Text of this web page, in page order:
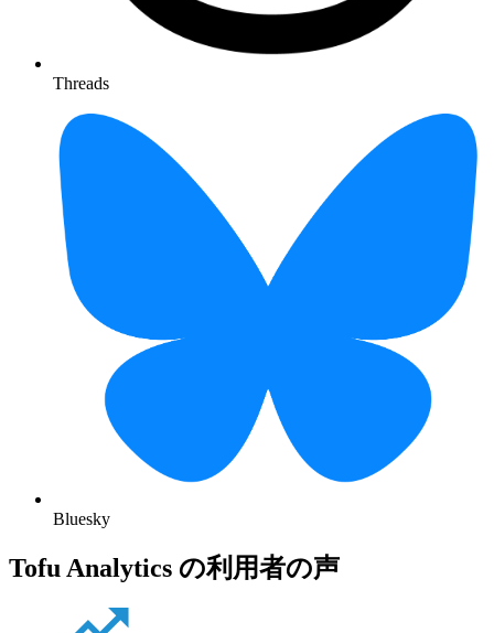
Threads
Bluesky
Tofu Analytics の利用者の声